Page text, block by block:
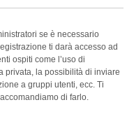
se è necessario
ti darà accesso ad
ospiti come l’uso di
privata, la possibilità di inviare
a gruppi utenti, ecc. Ti
di farlo.